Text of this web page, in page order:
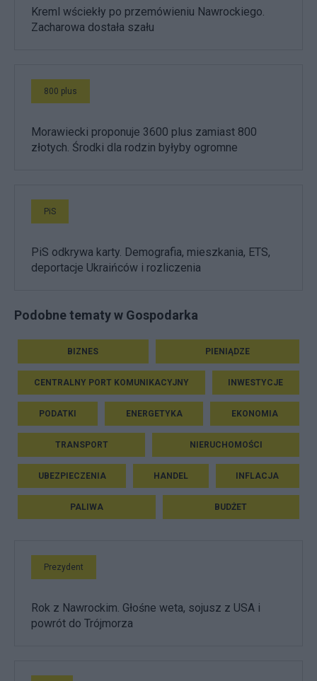
Kreml wściekły po przemówieniu Nawrockiego.
Zacharowa dostała szału
800 plus
Morawiecki proponuje 3600 plus zamiast 800
złotych. Środki dla rodzin byłyby ogromne
PiS
PiS odkrywa karty. Demografia, mieszkania, ETS,
deportacje Ukraińców i rozliczenia
Podobne tematy w Gospodarka
BIZNES PIENIĄDZE
CENTRALNY PORT KOMUNIKACYJNY INWESTYCJE
PODATKI ENERGETYKA EKONOMIA
TRANSPORT NIERUCHOMOŚCI
UBEZPIECZENIA HANDEL INFLACJA
PALIWA BUDŻET
Prezydent
Rok z Nawrockim. Głośne weta, sojusz z USA i
powrót do Trójmorza